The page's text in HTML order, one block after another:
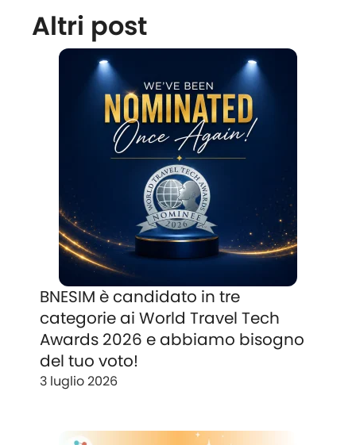
Altri post
BNESIM è candidato in tre
categorie ai World Travel Tech
Awards 2026 e abbiamo bisogno
del tuo voto!
3 luglio 2026